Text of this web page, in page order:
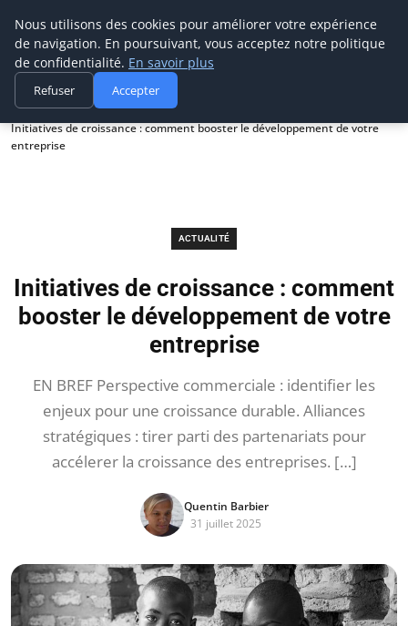
Prospection Pro
Accueil
Actualité
Initiatives de croissance : comment booster le développement de votre
entreprise
ACTUALITÉ
Initiatives de croissance : comment
booster le développement de votre
entreprise
EN BREF Perspective commerciale : identifier les
enjeux pour une croissance durable. Alliances
stratégiques : tirer parti des partenariats pour
accélerer la croissance des entreprises. […]
Quentin Barbier
31 juillet 2025
Nous utilisons des cookies pour améliorer votre expérience
de navigation. En poursuivant, vous acceptez notre politique
de confidentialité. En savoir plus
Refuser Accepter